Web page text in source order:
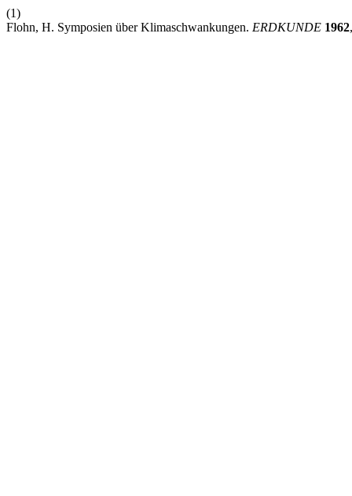
(1)
Flohn, H. Symposien über Klimaschwankungen. ERDKUNDE 1962